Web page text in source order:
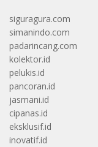
siguragura.com
simanindo.com
padarincang.com
kolektor.id
pelukis.id
pancoran.id
jasmani.id
cipanas.id
eksklusif.id
inovatif.id